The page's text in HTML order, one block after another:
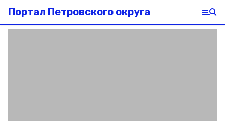
Портал Петровского округа